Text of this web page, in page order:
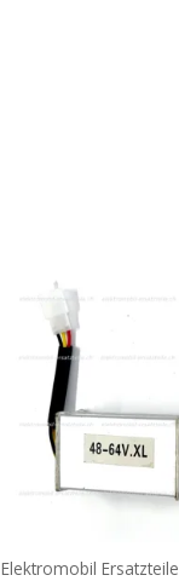
Elektromobil Ersatzteile